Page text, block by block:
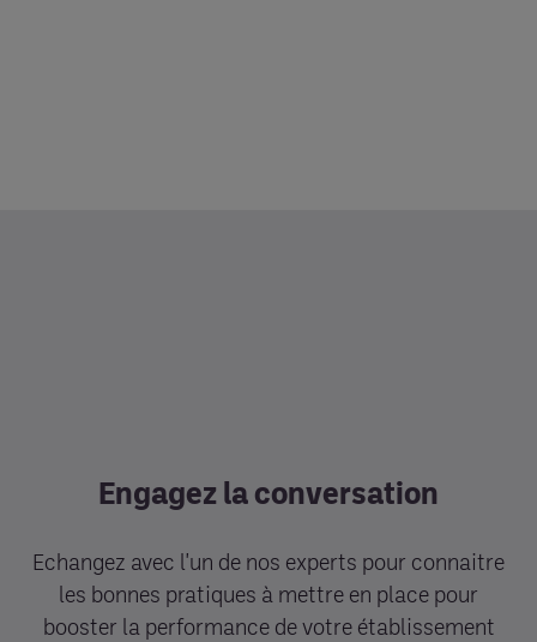
Engagez la conversation
Echangez avec l'un de nos experts pour connaitre
les bonnes pratiques à mettre en place pour
booster la performance de votre établissement